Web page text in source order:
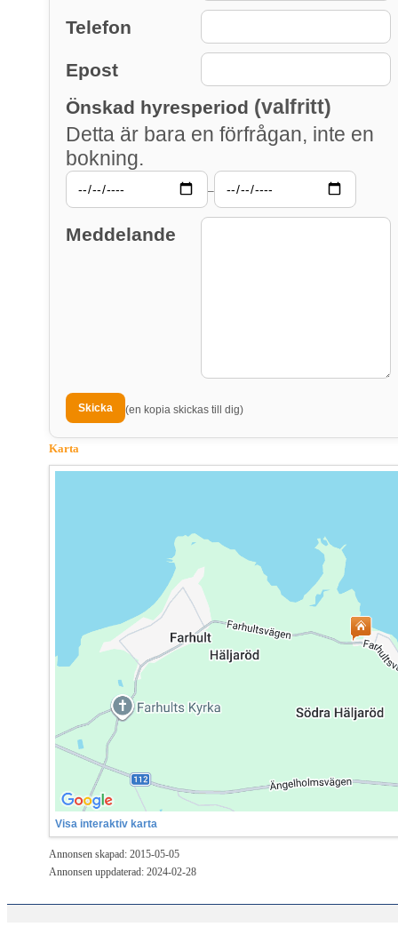
Telefon
Epost
Önskad hyresperiod (valfritt)
Detta är bara en förfrågan, inte en
bokning.
–
Meddelande
(en kopia skickas till dig)
Karta
Visa interaktiv karta
Annonsen skapad: 2015-05-05
Annonsen uppdaterad: 2024-02-28